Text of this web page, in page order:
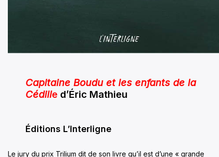
Capitaine Boudu et les enfants de la
Cédille d’Éric Mathieu
Éditions L’Interligne
Le jury du prix Trilium dit de son livre qu’il est d’une « grande